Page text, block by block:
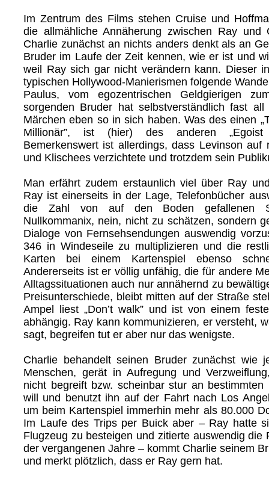
Im Zentrum des Films stehen Cruise und
die allmähliche Annäherung zwischen Ray und
Charlie zunächst an nichts anders denkt als an
Bruder im Laufe der Zeit kennen, wie er ist und
weil Ray sich gar nicht verändern kann. Dieser
typischen Hollywood-Manierismen folgende
Paulus, vom egozentrischen Geldgierigen
sorgenden Bruder hat selbstverständlich fast
Märchen eben so in sich haben. Was des einen
Millionär”, ist (hier) des anderen „Egoist
Bemerkenswert ist allerdings, dass Levinson auf
und Klischees verzichtete und trotzdem sein
Man erfährt zudem erstaunlich viel über Ray
Ray ist einerseits in der Lage, Telefonbücher
die Zahl von auf den Boden gefallenen
Nullkommanix, nein, nicht zu schätzen, sondern
Dialoge von Fernsehsendungen auswendig
346 in Windeseile zu multiplizieren und die
Karten bei einem Kartenspiel ebenso
Andererseits ist er völlig unfähig, die für andere
Alltagssituationen auch nur annähernd zu
Preisunterschiede, bleibt mitten auf der Straße
Ampel liest „Don’t walk” und ist von einem
abhängig. Ray kann kommunizieren, er versteht,
sagt, begreifen tut er aber nur das wenigste.
Charlie behandelt seinen Bruder zunächst wie
Menschen, gerät in Aufregung und
nicht begreift bzw. scheinbar stur an bestimmten
will und benutzt ihn auf der Fahrt nach Los
um beim Kartenspiel immerhin mehr als 80.000
Im Laufe des Trips per Buick aber – Ray hatte
Flugzeug zu besteigen und zitierte auswendig die
der vergangenen Jahre – kommt Charlie seinem
und merkt plötzlich, dass er Ray gern hat.